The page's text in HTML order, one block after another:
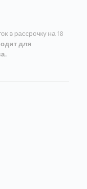
в рассрочку на 18
для